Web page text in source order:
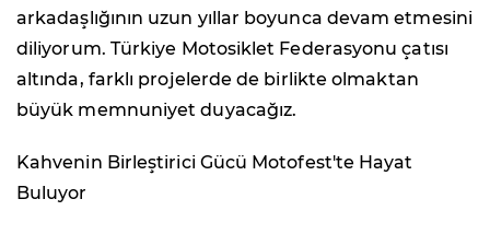
arkadaşlığının uzun yıllar boyunca devam etmesini
diliyorum. Türkiye Motosiklet Federasyonu çatısı
altında, farklı projelerde de birlikte olmaktan
büyük memnuniyet duyacağız.
Kahvenin Birleştirici Gücü Motofest'te Hayat
Buluyor